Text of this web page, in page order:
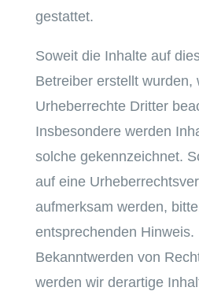
gestattet.
Soweit die Inhalte auf
Betreiber erstellt wurden,
Urheberrechte Dritter
Insbesondere werden
solche gekennzeichnet.
auf eine
aufmerksam werden,
entsprechenden Hinweis.
Bekanntwerden von
werden wir derartige